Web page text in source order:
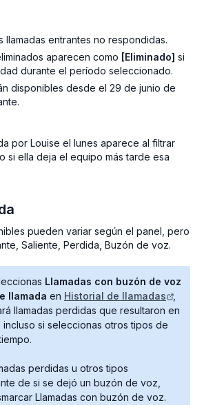
llamadas entrantes no respondidas.
aparecen como [Eliminado] si
durante el período seleccionado.
disponibles desde el 29 de junio de
por Louise el lunes aparece al filtrar
si ella deja el equipo más tarde esa
pueden variar según el panel, pero
Saliente, Perdida, Buzón de voz.
Llamadas con buzón de voz
llamada en Historial de llamadas
,
llamadas perdidas que resultaron en
si seleccionas otros tipos de
perdidas u otros tipos
de si se dejó un buzón de voz,
Llamadas con buzón de voz.